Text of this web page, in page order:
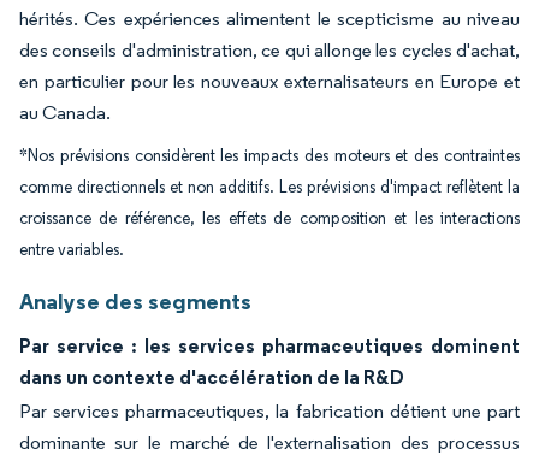
hérités. Ces expériences alimentent le scepticisme au niveau
des conseils d'administration, ce qui allonge les cycles d'achat,
en particulier pour les nouveaux externalisateurs en Europe et
au Canada.
*Nos prévisions considèrent les impacts des moteurs et des contraintes
comme directionnels et non additifs. Les prévisions d'impact reflètent la
croissance de référence, les effets de composition et les interactions
entre variables.
Analyse des segments
Par service : les services pharmaceutiques dominent
dans un contexte d'accélération de la R&D
Par services pharmaceutiques, la fabrication détient une part
dominante sur le marché de l'externalisation des processus